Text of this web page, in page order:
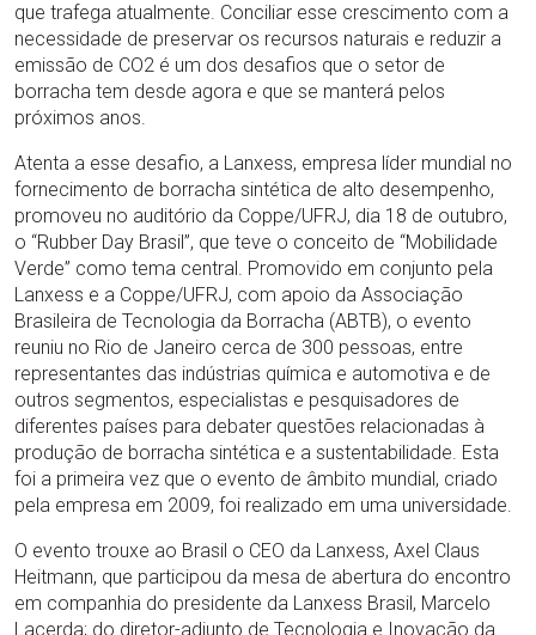
que trafega atualmente. Conciliar esse crescimento com a
necessidade de preservar os recursos naturais e reduzir a
emissão de CO2 é um dos desafios que o setor de
borracha tem desde agora e que se manterá pelos
próximos anos.
Atenta a esse desafio, a Lanxess, empresa líder mundial no
fornecimento de borracha sintética de alto desempenho,
promoveu no auditório da Coppe/UFRJ, dia 18 de outubro,
o “Rubber Day Brasil”, que teve o conceito de “Mobilidade
Verde” como tema central. Promovido em conjunto pela
Lanxess e a Coppe/UFRJ, com apoio da Associação
Brasileira de Tecnologia da Borracha (ABTB), o evento
reuniu no Rio de Janeiro cerca de 300 pessoas, entre
representantes das indústrias química e automotiva e de
outros segmentos, especialistas e pesquisadores de
diferentes países para debater questões relacionadas à
produção de borracha sintética e a sustentabilidade. Esta
foi a primeira vez que o evento de âmbito mundial, criado
pela empresa em 2009, foi realizado em uma universidade.
O evento trouxe ao Brasil o CEO da Lanxess, Axel Claus
Heitmann, que participou da mesa de abertura do encontro
em companhia do presidente da Lanxess Brasil, Marcelo
Lacerda; do diretor-adjunto de Tecnologia e Inovação da